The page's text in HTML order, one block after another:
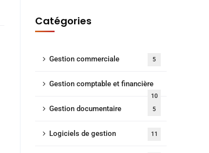
Catégories
Gestion commerciale 5
Gestion comptable et financière
10
Gestion documentaire 5
Logiciels de gestion 11